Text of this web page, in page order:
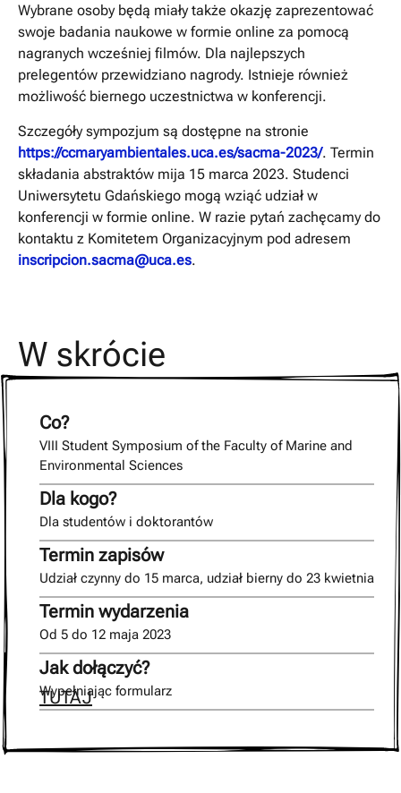
Wybrane osoby będą miały także okazję zaprezentować
swoje badania naukowe w formie online za pomocą
nagranych wcześniej filmów. Dla najlepszych
prelegentów przewidziano nagrody. Istnieje również
możliwość biernego uczestnictwa w konferencji.
Szczegóły sympozjum są dostępne na stronie
https://ccmaryambientales.uca.es/sacma-2023/. Termin
składania abstraktów mija 15 marca 2023. Studenci
Uniwersytetu Gdańskiego mogą wziąć udział w
konferencji w formie online. W razie pytań zachęcamy do
kontaktu z Komitetem Organizacyjnym pod adresem
inscripcion.sacma@uca.es.
W skrócie
Co?
VIII Student Symposium of the Faculty of Marine and
Environmental Sciences
Dla kogo?
Dla studentów i doktorantów
Termin zapisów
Udział czynny do 15 marca, udział bierny do 23 kwietnia
Termin wydarzenia
Od 5 do 12 maja 2023
Jak dołączyć?
Wypełniając formularz
TUTAJ